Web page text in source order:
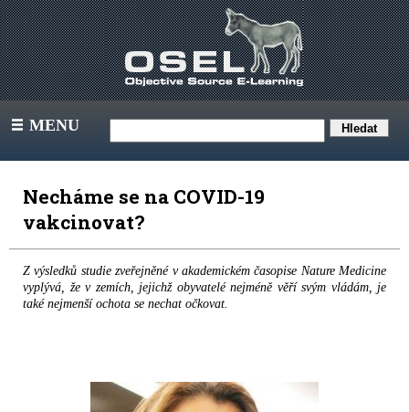
III MENU
Necháme se na COVID-19
vakcinovat?
Z výsledků studie zveřejněné v akademickém časopise Nature Medicine
vyplývá, že v zemích, jejichž obyvatelé nejméně věří svým vládám, je
také nejmenší ochota se nechat očkovat.